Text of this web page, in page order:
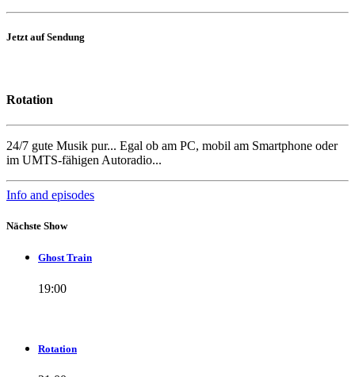
Jetzt auf Sendung
Rotation
24/7 gute Musik pur... Egal ob am PC, mobil am Smartphone oder
im UMTS-fähigen Autoradio...
Info and episodes
Nächste Show
Ghost Train
19:00
Rotation